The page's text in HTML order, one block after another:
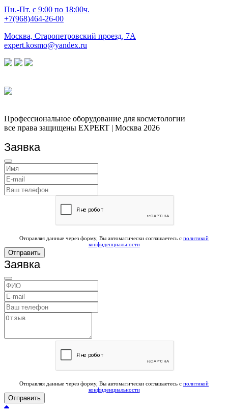
Пн.-Пт. с 9:00 по 18:00ч.
+7(968)464-26-00
Москва, Старопетровский проезд, 7А
expert.kosmo@yandex.ru
Профессиональное оборудование для косметологии
все права защищены EXPERT | Москва 2026
Заявка
Отправляя данные через форму, Вы автоматически соглашаетесь с политикой
конфиденциальности
Отправить
Заявка
Отправляя данные через форму, Вы автоматически соглашаетесь с политикой
конфиденциальности
Отправить